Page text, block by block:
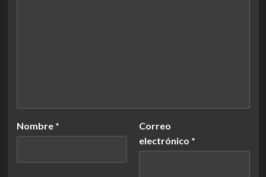
Nombre *
Correo
electrónico *